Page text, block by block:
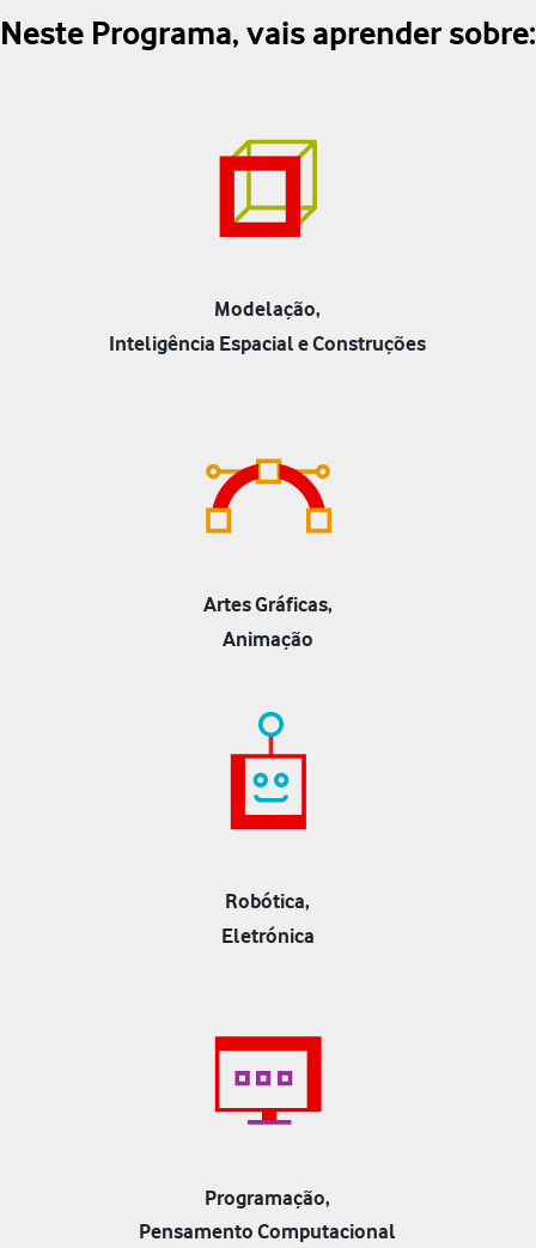
Neste Programa, vais aprender sobre:
Modelação,
Inteligência Espacial e Construções
Artes Gráficas,
Animação
Robótica,
Eletrónica
Programação,
Pensamento Computacional